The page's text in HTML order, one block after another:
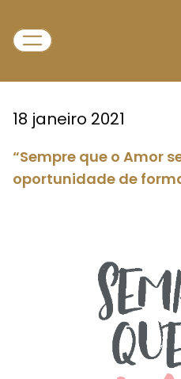
18 janeiro 2021
“Sempre que o Amor
oportunidade de